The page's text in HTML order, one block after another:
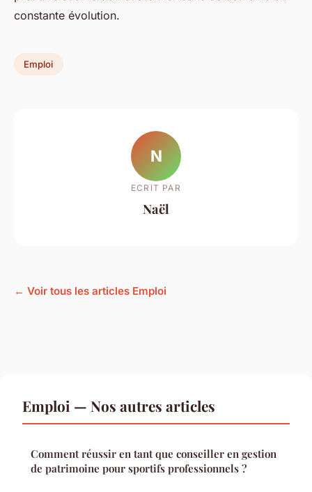
constante évolution.
Emploi
N
ECRIT PAR
Naël
← Voir tous les articles Emploi
Emploi — Nos autres articles
Comment réussir en tant que conseiller en gestion
de patrimoine pour sportifs professionnels ?